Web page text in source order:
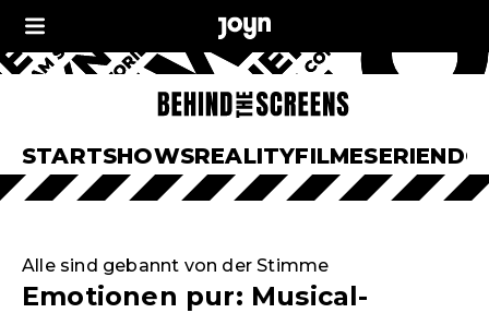
STARTSHOWSREALITYFILMESERIEN
Alle sind gebannt von der Stimme
Emotionen pur: Musical-